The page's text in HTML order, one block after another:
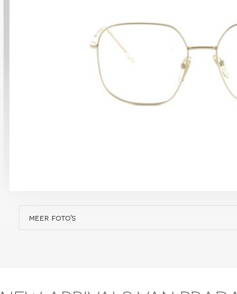
meer foto's